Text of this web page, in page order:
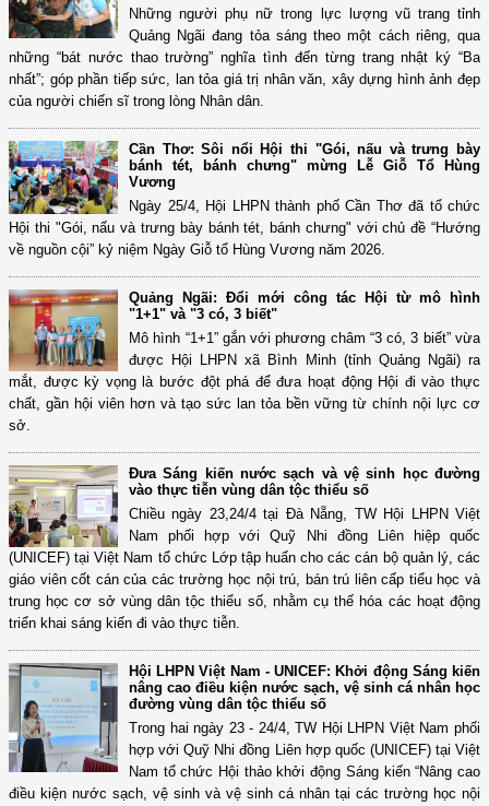
Những người phụ nữ trong lực lượng vũ trang tỉnh
Quảng Ngãi đang tỏa sáng theo một cách riêng, qua
những “bát nước thao trường” nghĩa tình đến từng trang nhật ký “Ba
nhất”; góp phần tiếp sức, lan tỏa giá trị nhân văn, xây dựng hình ảnh đẹp
của người chiến sĩ trong lòng Nhân dân.
Cần Thơ: Sôi nổi Hội thi "Gói, nấu và trưng bày
bánh tét, bánh chưng" mừng Lễ Giỗ Tổ Hùng
Vương
Ngày 25/4, Hội LHPN thành phố Cần Thơ đã tổ chức
Hội thi "Gói, nấu và trưng bày bánh tét, bánh chưng" với chủ đề “Hướng
về nguồn cội” kỷ niệm Ngày Giỗ tổ Hùng Vương năm 2026.
Quảng Ngãi: Đổi mới công tác Hội từ mô hình
"1+1" và "3 có, 3 biết"
Mô hình “1+1” gắn với phương châm “3 có, 3 biết” vừa
được Hội LHPN xã Bình Minh (tỉnh Quảng Ngãi) ra
mắt, được kỳ vọng là bước đột phá để đưa hoạt động Hội đi vào thực
chất, gần hội viên hơn và tạo sức lan tỏa bền vững từ chính nội lực cơ
sở.
Đưa Sáng kiến nước sạch và vệ sinh học đường
vào thực tiễn vùng dân tộc thiểu số
Chiều ngày 23,24/4 tại Đà Nẵng, TW Hội LHPN Việt
Nam phối hợp với Quỹ Nhi đồng Liên hiệp quốc
(UNICEF) tại Việt Nam tổ chức Lớp tập huấn cho các cán bộ quản lý, các
giáo viên cốt cán của các trường học nội trú, bán trú liên cấp tiểu học và
trung học cơ sở vùng dân tộc thiểu số, nhằm cụ thế hóa các hoạt động
triển khai sáng kiến đi vào thực tiễn.
Hội LHPN Việt Nam - UNICEF: Khởi động Sáng kiến
nâng cao điều kiện nước sạch, vệ sinh cá nhân học
đường vùng dân tộc thiểu số
Trong hai ngày 23 - 24/4, TW Hội LHPN Việt Nam phối
hợp với Quỹ Nhi đồng Liên hợp quốc (UNICEF) tại Việt
Nam tổ chức Hội thảo khởi động Sáng kiến “Nâng cao
điều kiện nước sạch, vệ sinh và vệ sinh cá nhân tại các trường học nội